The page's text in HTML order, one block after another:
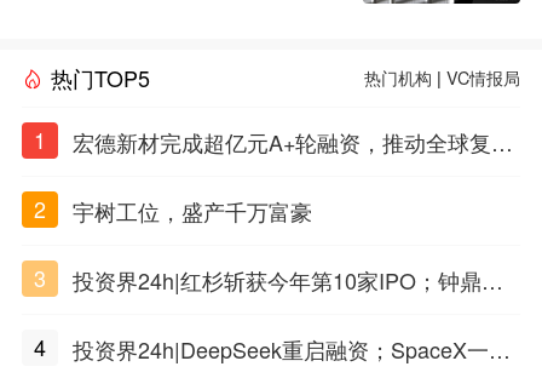
热门TOP5 热门机构 |VC情报局
1
宏德新材完成超亿元A+轮融资，推动全球复合
2
宇树工位，盛产千万富豪
3
投资界24h|红杉斩获今年第10家IPO；钟鼎投
水
4
投资界24h|DeepSeek重启融资；SpaceX一夜